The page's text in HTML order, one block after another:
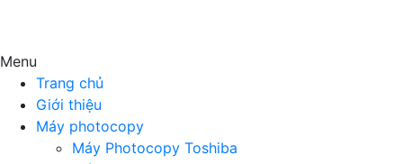
Menu
Trang chủ
Giới thiệu
Máy photocopy
Máy Photocopy Toshiba